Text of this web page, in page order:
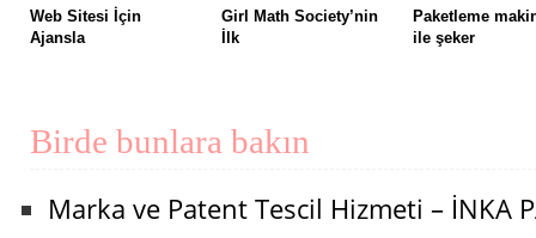
Web Sitesi İçin
Ajansla
Girl Math Society’nin
İlk
Paketleme
ile şeker
Birde bunlara bakın
Marka ve Patent Tescil Hizmeti – İNKA